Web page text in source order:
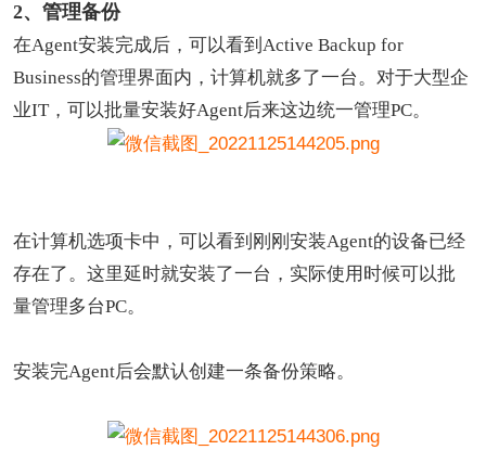
2、管理备份
在Agent安装完成后，可以看到Active Backup for
Business的管理界面内，计算机就多了一台。对于大型企
业IT，可以批量安装好Agent后来这边统一管理PC。
在计算机选项卡中，可以看到刚刚安装Agent的设备已经
存在了。这里延时就安装了一台，实际使用时候可以批
量管理多台PC。
安装完Agent后会默认创建一条备份策略。